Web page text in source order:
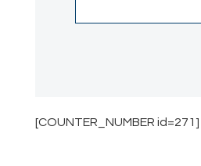
[COUNTER_NUMBER id=271]